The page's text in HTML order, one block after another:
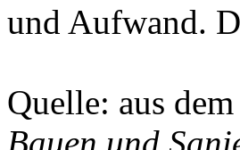
und Aufwand.
Quelle: aus
Bauen und